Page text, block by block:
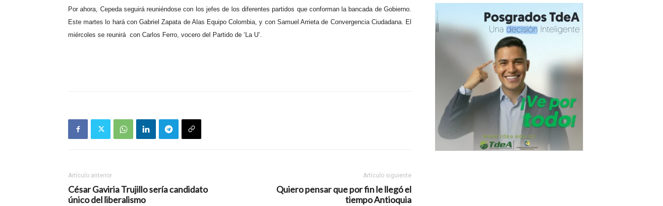
Por ahora, Cepeda seguirá reuniéndose con los jefes de los diferentes partidos que conforman la bancada de Gobierno.
Este martes lo hará con Gabriel Zapata de Alas Equipo Colombia, y con Samuel Arrieta de Convergencia Ciudadana. El
miércoles se reunirá con Carlos Ferro, vocero del Partido de ‘La U’.
Artículo anterior
César Gaviria Trujillo sería candidato
único del liberalismo
Artículo siguiente
Quiero pensar que por fin le llegó el
tiempo Antioquia